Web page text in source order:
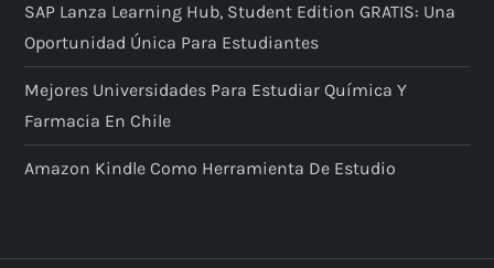
SAP Lanza Learning Hub, Student Edition GRATIS: Una
Oportunidad Única Para Estudiantes
Mejores Universidades Para Estudiar Química Y
Farmacia En Chile
Amazon Kindle Como Herramienta De Estudio